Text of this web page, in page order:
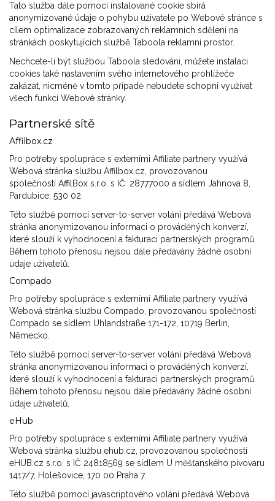
Tato služba dále pomocí instalované cookie sbírá
anonymizované údaje o pohybu uživatele po Webové stránce s
cílem optimalizace zobrazovaných reklamních sdělení na
stránkách poskytujících službě Taboola reklamní prostor.
Nechcete-li být službou Taboola sledováni, můžete instalaci
cookies také nastavením svého internetového prohlížeče
zakázat, nicméně v tomto případě nebudete schopni využívat
všech funkcí Webové stránky.
Partnerské sítě
Affilbox.cz
Pro potřeby spolupráce s externími Affiliate partnery využívá
Webová stránka službu Affilbox.cz, provozovanou
společností AffilBox s.r.o. s IČ: 28777000 a sídlem Jahnova 8,
Pardubice, 530 02.
Této službě pomocí server-to-server volání předává Webová
stránka anonymizovanou informaci o prováděných konverzí,
které slouží k vyhodnocení a fakturaci partnerských programů.
Během tohoto přenosu nejsou dále předávány žádné osobní
údaje uživatelů.
Compado
Pro potřeby spolupráce s externími Affiliate partnery využívá
Webová stránka službu Compado, provozovanou společností
Compado se sídlem Uhlandstraße 171-172, 10719 Berlin,
Německo.
Této službě pomocí server-to-server volání předává Webová
stránka anonymizovanou informaci o prováděných konverzí,
které slouží k vyhodnocení a fakturaci partnerských programů.
Během tohoto přenosu nejsou dále předávány žádné osobní
údaje uživatelů.
eHub
Pro potřeby spolupráce s externími Affiliate partnery využívá
Webová stránka službu ehub.cz, provozovanou společností
eHUB.cz s.r.o. s IČ 24818569 se sídlem U měšťanského pivovaru
1417/7, Holešovice, 170 00 Praha 7.
Této službě pomocí javascriptového volání předává Webová